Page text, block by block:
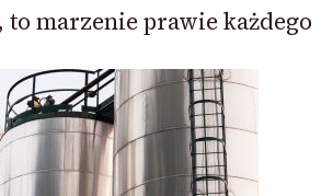
to marzenie prawie każdego